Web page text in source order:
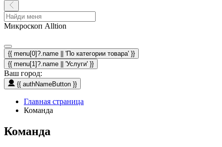
Микроскоп Alltion
{{ menu[0]?.name || 'По категории товара' }}
{{ menu[1]?.name || 'Услуги' }}
Ваш город:
{{ authNameButton }}
Главная страница
Команда
Команда